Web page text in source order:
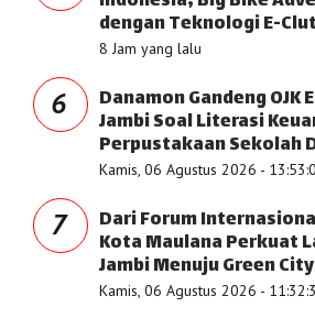
dengan Teknologi E-
8 Jam yang lalu
6 Danamon Gandeng OJK
Jambi Soal Literasi
Perpustakaan Sekolah
Kamis, 06 Agustus 2026 -
7 Dari Forum
Kota Maulana Perkuat
Jambi Menuju Green City
Kamis, 06 Agustus 2026 -